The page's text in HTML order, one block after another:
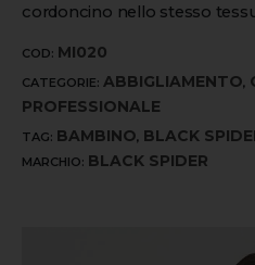
cordoncino nello stesso
COD: MI020
CATEGORIE: ABBIGLIAMENTO,
PROFESSIONALE
TAG: BAMBINO, BLACK
MARCHIO: BLACK SPIDER